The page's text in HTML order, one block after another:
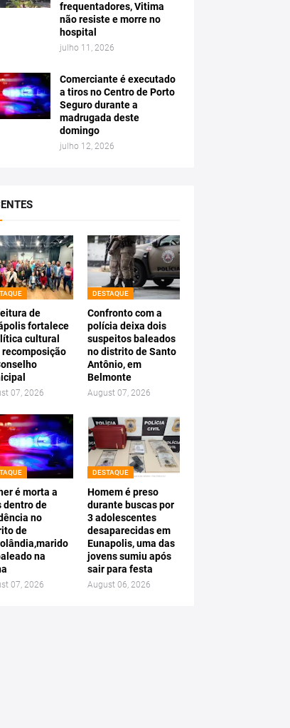
frequentadores, Vitima
não resiste e morre no
hospital
julho 11, 2026
Comerciante é executado
a tiros no Centro de Porto
Seguro durante a
madrugada deste
domingo
julho 12, 2026
de
fortalece
cultural
recomposição
07, 2026
DESTAQUE
Confronto com a
polícia deixa dois
suspeitos baleados
no distrito de Santo
Antônio, em
Belmonte
August 07, 2026
é morta a
dentro de
no
de
na
07, 2026
DESTAQUE
Homem é preso
durante buscas por
3 adolescentes
desaparecidas em
Eunapolis, uma das
jovens sumiu após
sair para festa
August 06, 2026